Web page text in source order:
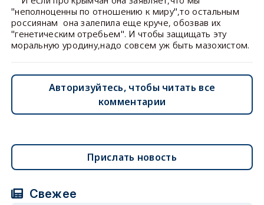
"неполноценны по отношению к миру",то остальным
россиянам она залепила еще круче, обозвав их
"генетическим отребьем". И чтобы защищать эту
моральную уродину,надо совсем уж быть мазохистом.
Авторизуйтесь, чтобы читать все
комментарии
Прислать новость
Свежее